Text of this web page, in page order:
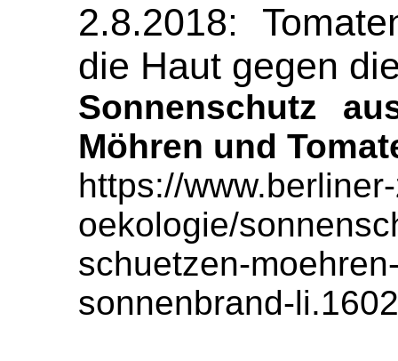
2.8.2018:
die Haut gegen
Sonnenschutz
Möhren und
https://
oekologie/
schuetzen-
sonnenbrand-